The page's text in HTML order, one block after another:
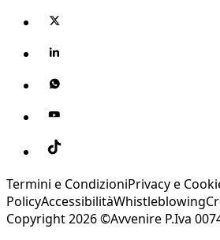
Termini e CondizioniPrivacy e
PolicyAccessibilitàWhistleblowing
Copyright 2026 ©Avvenire P.Iva